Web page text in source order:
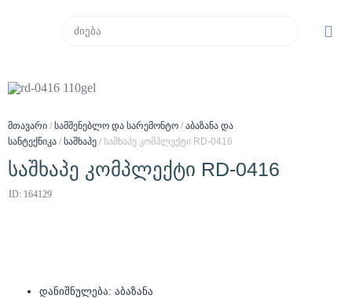
მთავარი / სამშენებლო და სარემონტო / აბაზანა და
სანტექნიკა / საშხაპე / საშხაპე კომპლექტი RD-0416
საშხაპე კომპლექტი RD-0416
ID: 164129
დანიშნულება: აბაზანა